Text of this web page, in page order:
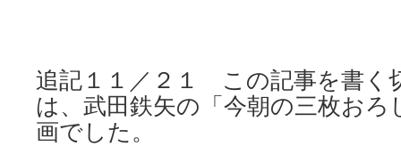
追記１１／２１ この記事を書く
は、武田鉄矢の「今朝の三枚おろ
画でした。